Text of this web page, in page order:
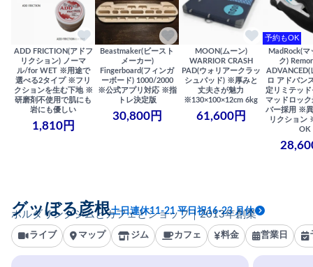
ADD FRICTION(アドフ
リクション) ノーマ
ル/for WET ※用途で
選べる2タイプ ※フリ
クションを生む下地 ※
研磨剤不使用で肌にも
岩にも優しい
1,810円
Beastmaker(ビースト
メーカー)
Fingerboard(フィンガ
ーボード) 1000/2000
※公式アプリ対応 ※指
トレ決定版
30,800円
MOON(ムーン)
WARRIOR CRASH
PAD(ウォリアークラッ
シュパッド) ※厚みと
丈夫さが魅力
※130×100×12cm 6kg
61,600円
予約もOK
MadRock(マ
ク)
ADVANCED(
ロ アドバン
定リミテッ
マッドロック
バー採用 ※
リクション
OK
ボルダリングジムとカフェとショップ｜2013年創業
グッぼる彦根土日連休11-21 平日祝16-23 月休
ライブ マップ ジム カフェ 料金 営業日